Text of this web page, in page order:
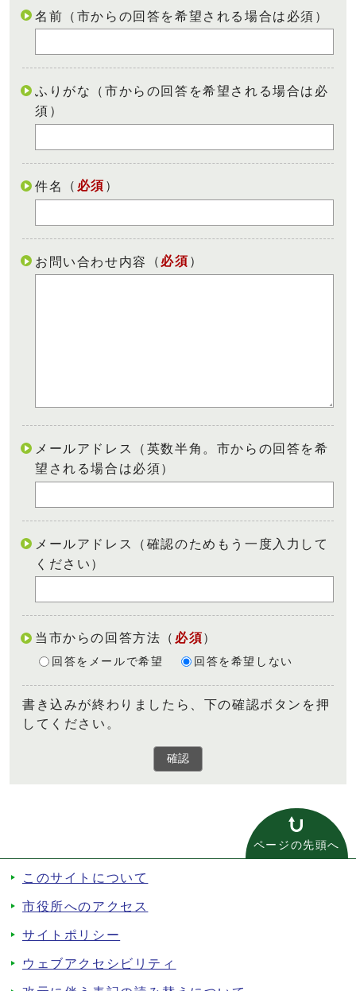
名前（市からの回答を希望される場合は必須）
ふりがな（市からの回答を希望される場合は必
須）
件名 （ 必須 ）
お問い合わせ内容 （ 必須 ）
メールアドレス（英数半角。市からの回答を希
望される場合は必須）
メールアドレス（確認のためもう一度入力して
ください）
当市からの回答方法 （ 必須）
回答をメールで希望 回答を希望しない
書き込みが終わりましたら、下の確認ボタンを押
してください。
確認
ページの先頭へ
このサイトについて
市役所へのアクセス
サイトポリシー
ウェブアクセシビリティ